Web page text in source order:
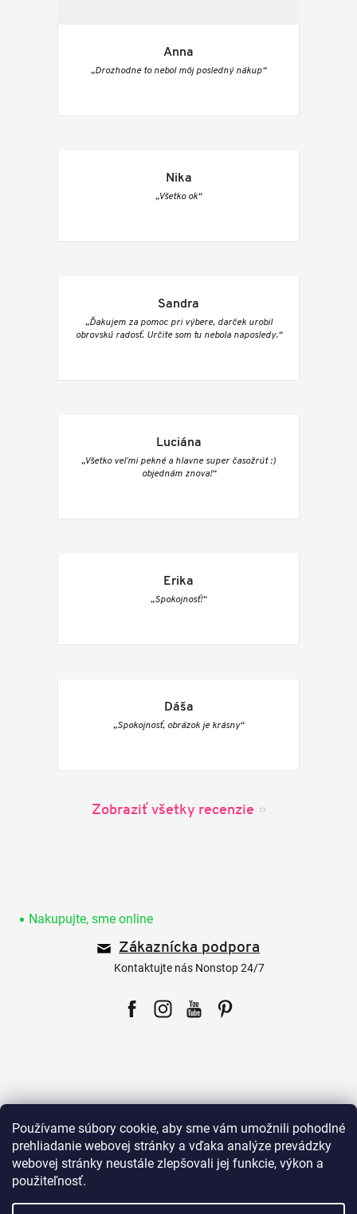
Používame súbory cookie, aby sme vám umožnili pohodlné
prehliadanie webovej stránky a vďaka analýze prevádzky
webovej stránky neustále zlepšovali jej funkcie, výkon a
použiteľnosť.
Anna
„Drozhodne to nebol môj posledný nákup“
Nika
„Všetko ok“
Sandra
„Ďakujem za pomoc pri výbere, darček urobil
obrovskú radosť. Určite som tu nebola naposledy.“
Luciána
„Všetko veľmi pekné a hlavne super časožrút :)
objednám znova!“
Erika
„Spokojnosť!“
Dáša
„Spokojnosť, obrázok je krásny“
Zobraziť všetky recenzie
Nakupujte, sme online
Zákaznícka podpora
Kontaktujte nás Nonstop 24/7
Pre zákazníkov